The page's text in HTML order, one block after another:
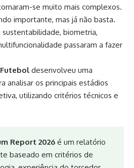
se muito mais complexos.
importante, mas já não basta.
biometria,
passaram a fazer
desenvolveu uma
analisar os principais estádios
utilizando critérios técnicos e
Report 2026 é um relatório
baseado em critérios de